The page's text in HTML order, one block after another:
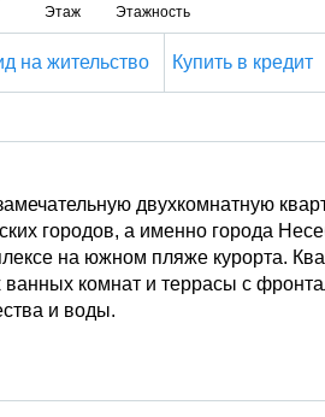
Этаж Этажность
на жительство Купить в кредит
двухкомнатную
городов, а именно города
на южном пляже курорта.
ванных комнат и террасы с
и воды.